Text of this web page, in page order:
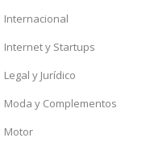
Internacional
Internet y Startups
Legal y Jurídico
Moda y Complementos
Motor